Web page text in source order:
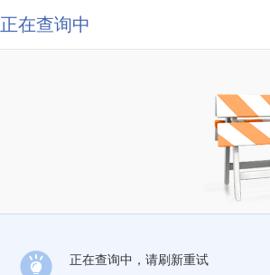
正在查询中
正在查询中，请刷新重试